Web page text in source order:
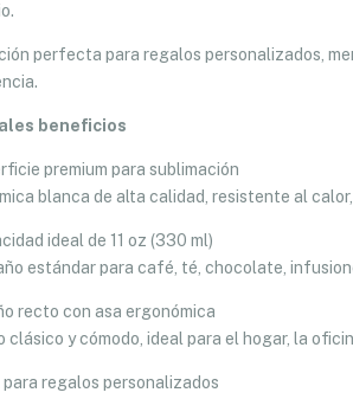
perfecta para regalos personalizados,
beneficios
premium para sublimación
blanca de alta calidad, resistente al
ideal de 11 oz (330 ml)
estándar para café, té, chocolate,
recto con asa ergonómica
clásico y cómodo, ideal para el hogar, la
para regalos personalizados